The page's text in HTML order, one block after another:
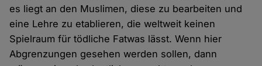
es liegt an den Muslimen, diese zu bearbeiten und
eine Lehre zu etablieren, die weltweit keinen
Spielraum für tödliche Fatwas lässt. Wenn hier
Abgrenzungen gesehen werden sollen, dann